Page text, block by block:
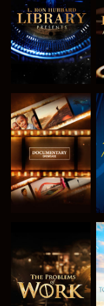
SERIE
VERKEN DE
SERIE
VERKEN DE
SERIE